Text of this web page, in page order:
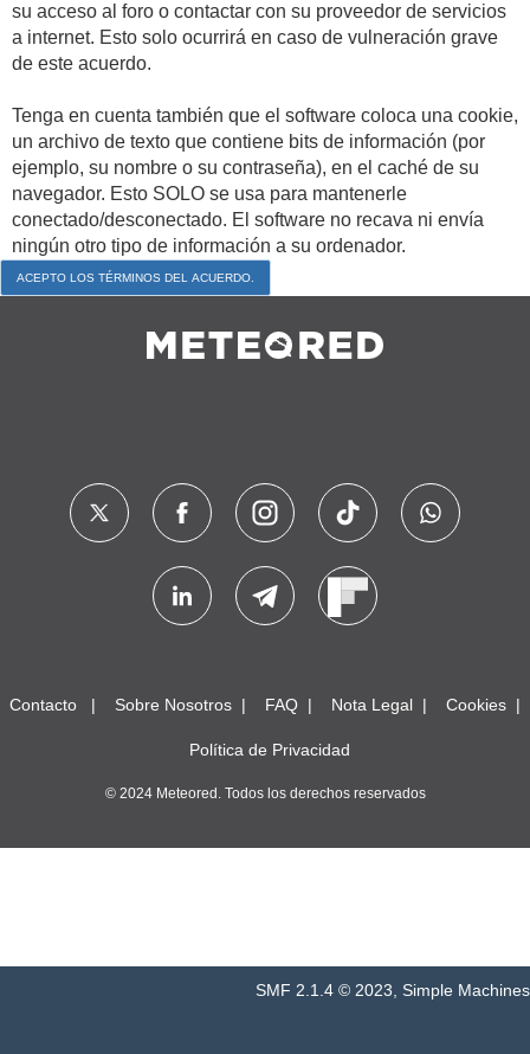
su acceso al foro o contactar con su proveedor de servicios
a internet. Esto solo ocurrirá en caso de vulneración grave
de este acuerdo.
Tenga en cuenta también que el software coloca una cookie,
un archivo de texto que contiene bits de información (por
ejemplo, su nombre o su contraseña), en el caché de su
navegador. Esto SOLO se usa para mantenerle
conectado/desconectado. El software no recava ni envía
ningún otro tipo de información a su ordenador.
Contacto Sobre Nosotros FAQ Nota Legal Cookies
Política de Privacidad
© 2024 Meteored. Todos los derechos reservados
SMF 2.1.4 © 2023 Simple Machines